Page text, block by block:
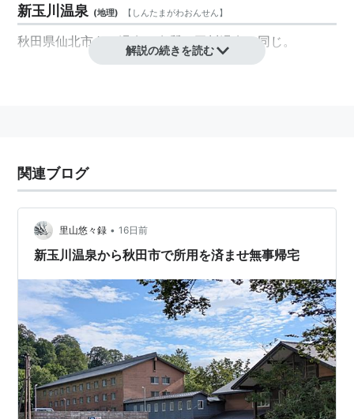
新玉川温泉 (地理) 【 しんたまがわおんせん】
秋田県仙北市ある温泉。泉質は玉川温泉と同じ。
解説の続きを読む
関連ブログ
里山悠々録 • 16日前
新玉川温泉から秋田市で所用を済ませ無事帰宅